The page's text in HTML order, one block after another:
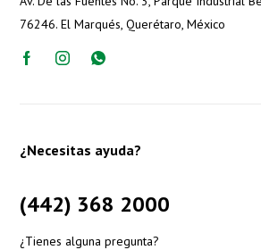
76246. El Marqués, Querétaro, México
¿Necesitas ayuda?
(442) 368 2000
¿Tienes alguna pregunta?